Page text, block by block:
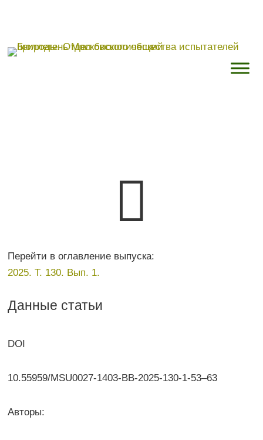

Перейти в оглавление выпуска:
2025. Т. 130. Вып. 1.
Данные статьи
DOI
10.55959/MSU0027-1403-BB-2025-130-1-53–63
Авторы: